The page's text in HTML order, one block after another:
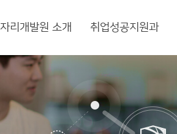
리개발원 소개 취업성공지원과